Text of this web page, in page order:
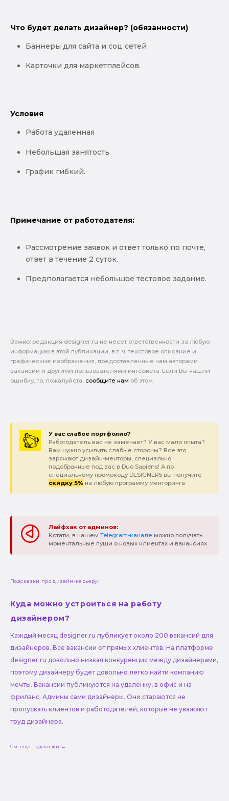
Что будет делать дизайнер? (обязанности)
Баннеры для сайта и соц сетей
Карточки для маркетплейсов.
Условия
Работа удаленная
Небольшая занятость
График гибкий.
Примечание от работодателя:
Рассмотрение заявок и ответ только по почте,
ответ в течение 2 суток.
Предполагается небольшое тестовое задание.
Важно: pедакция designer.ru не несет ответственности за любую
информацию в этой публикации, в т. ч. текстовое описание и
графические изображения, предоставленные нам авторами
вакансии и другими пользователями интернета. Если Вы нашли
ошибку, то, пожалуйста, сообщите нам об этом.
У вас слабое портфолио?
Работодатель вас не замечает? У вас мало опыта?
Вам нужно усилить слабые стороны? Все это
заряжают дизайн-менторы, специально
подобранные под вас в Duo Sapiens! А по
специальному промокоду DESIGNER5 вы получите
скидку 5% на любую программу менторинга
Лайфхак от админов:
Кстати, в нашем Telegram-канале можно получать
моментальные пуши о новых клиентах и вакансиях
Подсказки про дизайн-карьеру:
Куда можно устроиться на работу
дизайнером?
Каждый месяц designer.ru публикует около 200 вакансий для
дизайнеров. Все вакансии от прямых клиентов. На платформе
designer.ru довольно низкая конкуренция между дизайнерами,
поэтому дизайнеру будет довольно легко найти компанию
мечты. Вакансии публикуются на удаленку, в офис и на
фриланс. Админы сами дизайнеры. Они стараются не
пропускать клиентов и работодателей, которые не уважают
труд дизайнера.
См. еще подсказки →